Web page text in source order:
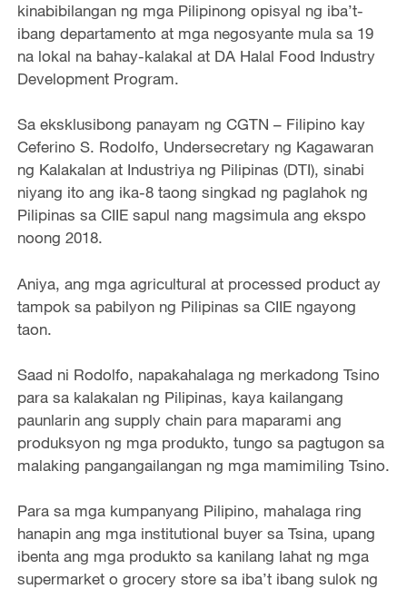
kinabibilangan ng mga Pilipinong opisyal ng iba’t-
ibang departamento at mga negosyante mula sa 19
na lokal na bahay-kalakal at DA Halal Food Industry
Development Program.
Sa eksklusibong panayam ng CGTN – Filipino kay
Ceferino S. Rodolfo, Undersecretary ng Kagawaran
ng Kalakalan at Industriya ng Pilipinas (DTI), sinabi
niyang ito ang ika-8 taong singkad ng paglahok ng
Pilipinas sa CIIE sapul nang magsimula ang ekspo
noong 2018.
Aniya, ang mga agricultural at processed product ay
tampok sa pabilyon ng Pilipinas sa CIIE ngayong
taon.
Saad ni Rodolfo, napakahalaga ng merkadong Tsino
para sa kalakalan ng Pilipinas, kaya kailangang
paunlarin ang supply chain para maparami ang
produksyon ng mga produkto, tungo sa pagtugon sa
malaking pangangailangan ng mga mamimiling Tsino.
Para sa mga kumpanyang Pilipino, mahalaga ring
hanapin ang mga institutional buyer sa Tsina, upang
ibenta ang mga produkto sa kanilang lahat ng mga
supermarket o grocery store sa iba’t ibang sulok ng